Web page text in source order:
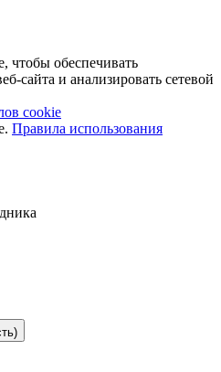
чтобы обеспечивать
сайта и анализировать сетевой
cookie
Правила использования